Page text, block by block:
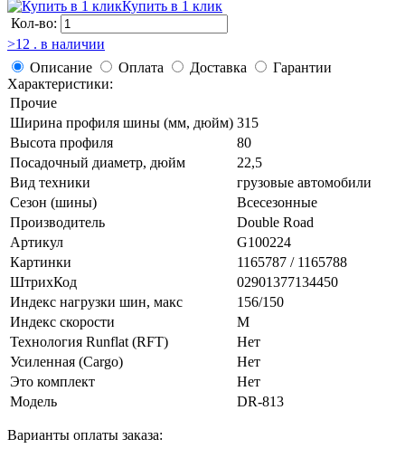
Купить в 1 клик
Кол-во:
>12 . в наличии
Описание
Оплата Доставка
Гарантии
Характеристики:
Прочие
Ширина профиля шины (мм, дюйм) 315
Высота профиля
80
Посадочный диаметр, дюйм
22,5
Вид техники
грузовые автомобили
Сезон (шины)
Всесезонные
Производитель
Double Road
Артикул
G100224
Картинки
1165787 / 1165788
ШтрихКод
02901377134450
Индекс нагрузки шин, макс
156/150
Индекс скорости
M
Технология Runflat (RFT)
Нет
Усиленная (Cargo)
Нет
Это комплект
Нет
Модель
DR-813
Варианты оплаты заказа: